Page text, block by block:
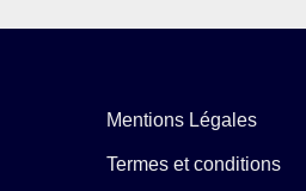
Mentions Légales
Termes et conditions